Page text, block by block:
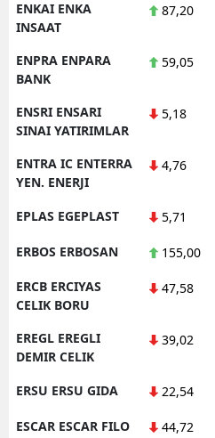
ENKAI ENKA
INSAAT
87,20
ENPRA ENPARA
BANK
59,05
ENSRI ENSARI
SINAI YATIRIMLAR
5,18
ENTRA IC ENTERRA
YEN. ENERJI
4,76
EPLAS EGEPLAST 5,71
ERBOS ERBOSAN 155,00
ERCB ERCIYAS
CELIK BORU
47,58
EREGL EREGLI
DEMIR CELIK
39,02
ERSU ERSU GIDA 22,54
ESCAR ESCAR FILO 44,72